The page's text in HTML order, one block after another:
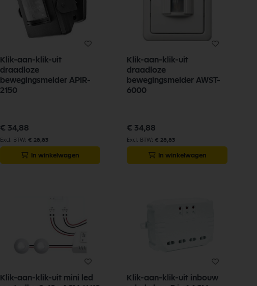
Klik-aan-klik-uit
draadloze
bewegingsmelder APIR-
2150
€ 34,88
€ 28,83
In winkelwagen
Klik-aan-klik-uit
draadloze
bewegingsmelder AWST-
6000
€ 34,88
€ 28,83
In winkelwagen
Klik-aan-klik-uit mini led
Klik-aan-klik-uit inbouw